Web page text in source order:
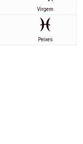
Virgem
Peixes